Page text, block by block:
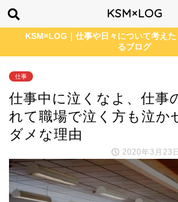
KSM×LOG
KSM×LOG｜仕事や日々について考え
るブログ
仕事
仕事中に泣くなよ、仕事
れて職場で泣く方も泣か
ダメな理由
2020年3月23日